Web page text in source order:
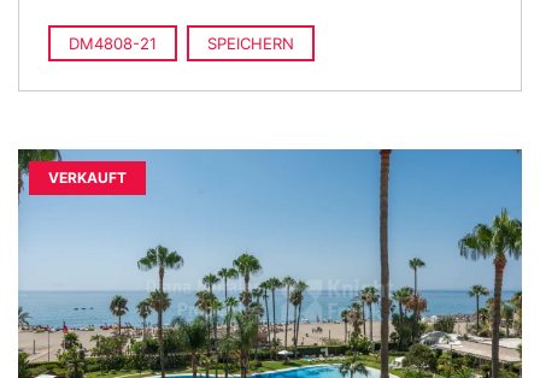
DM4808-21 SPEICHERN
VERKAUFT